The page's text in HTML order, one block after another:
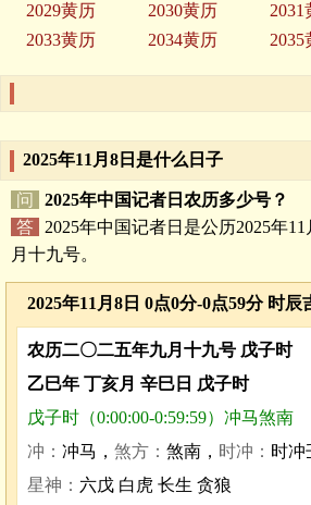
2029黄历
2030黄历 2031
2033黄历
2034黄历 2035
2025年11月8日是什么日子
问
2025年中国记者日农历多少号？
答
2025年中国记者日是公历2025年
月十九号。
2025年11月8日 0点0分-0点59分 时辰
农历二〇二五年九月十九号 戊子时
乙巳年 丁亥月 辛巳日 戊子时
戊子时（0:00:00-0:59:59）冲马煞南
冲： 冲马， 煞方： 煞南， 时冲： 时冲
星神： 六戊 白虎 长生 贪狼